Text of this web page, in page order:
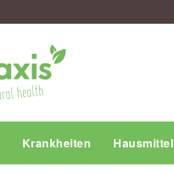
Krankheiten Hausmittel